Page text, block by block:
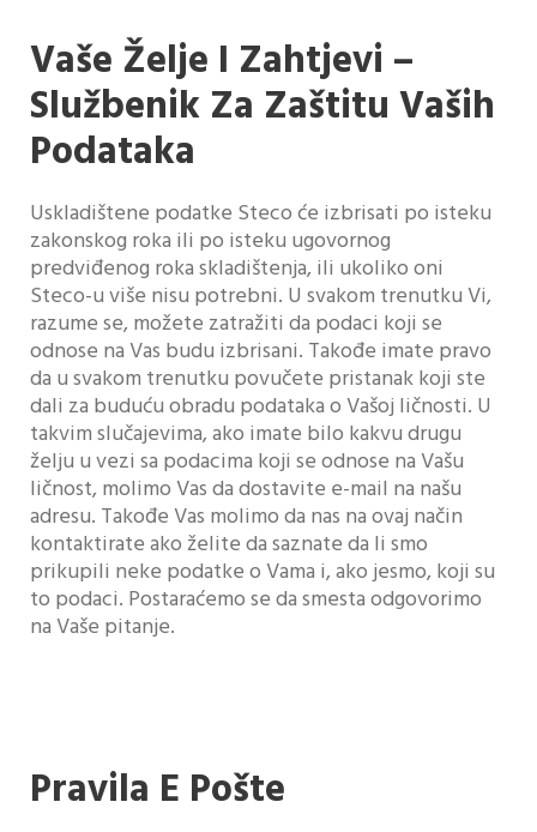
Vaše Želje I Zahtjevi –
Službenik Za Zaštitu Vaših
Podataka
Uskladištene podatke Steco će izbrisati po isteku
zakonskog roka ili po isteku ugovornog
predviđenog roka skladištenja, ili ukoliko oni
Steco-u više nisu potrebni. U svakom trenutku Vi,
razume se, možete zatražiti da podaci koji se
odnose na Vas budu izbrisani. Takođe imate pravo
da u svakom trenutku povučete pristanak koji ste
dali za buduću obradu podataka o Vašoj ličnosti. U
takvim slučajevima, ako imate bilo kakvu drugu
želju u vezi sa podacima koji se odnose na Vašu
ličnost, molimo Vas da dostavite e-mail na našu
adresu. Takođe Vas molimo da nas na ovaj način
kontaktirate ako želite da saznate da li smo
prikupili neke podatke o Vama i, ako jesmo, koji su
to podaci. Postaraćemo se da smesta odgovorimo
na Vaše pitanje.
Pravila E Pošte